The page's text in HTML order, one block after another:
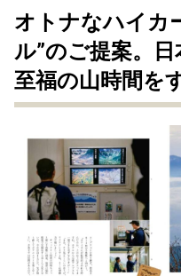
オトナなハイカ
ル”のご提案。
至福の山時間を